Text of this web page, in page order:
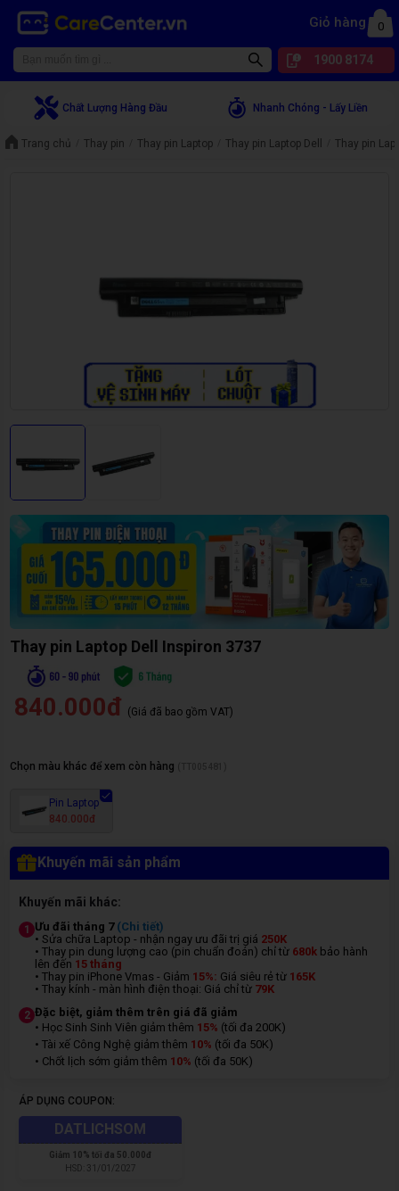
Giỏ hàng 0
1900 8174
Chất Lượng Hàng Đầu Nhanh Chóng - Lấy Liền
Trang chủ Thay pin Thay pin Laptop Thay pin Laptop Dell Thay pin
Thay pin Laptop Dell Inspiron 3737
840.000đ (Giá đã bao gồm VAT)
Chọn màu khác để xem còn hàng
Pin Laptop
840.000đ
Khuyến mãi sản phẩm
Khuyến mãi khác:
1 Ưu đãi tháng 7 (Chi tiết)
• Sửa chữa Laptop - nhận ngay ưu đãi trị giá 250K
• Thay pin dung lượng cao (pin chuẩn đoán) chỉ từ 680k bảo hành
lên đến 15 tháng
• Thay pin iPhone Vmas - Giảm 15%: Giá siêu rẻ từ 165K
• Thay kính - màn hình điện thoại: Giá chỉ từ 79K
2 Đặc biệt, giảm thêm trên giá đã giảm
• Học Sinh Sinh Viên giảm thêm 15% (tối đa 200K)
• Tài xế Công Nghệ giảm thêm 10% (tối đa 50K)
• Chốt lịch sớm giảm thêm 10% (tối đa 50K)
ÁP DỤNG COUPON:
DATLICHSOM
Giảm 10% tối đa 50.000đ
HSD:
31/01/2027